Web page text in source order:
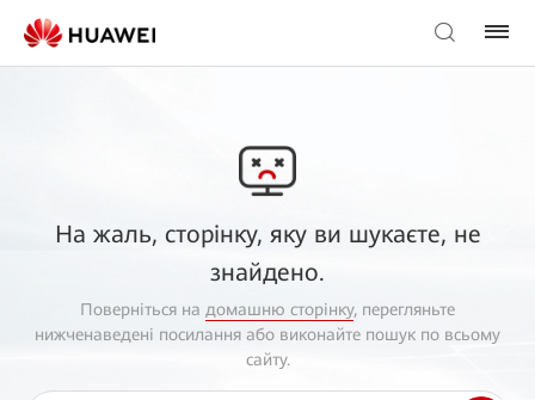
На жаль, сторінку, яку ви шукаєте, не
знайдено.
Поверніться на домашню сторінку, перегляньте
нижченаведені посилання або виконайте пошук по всьому
сайту.